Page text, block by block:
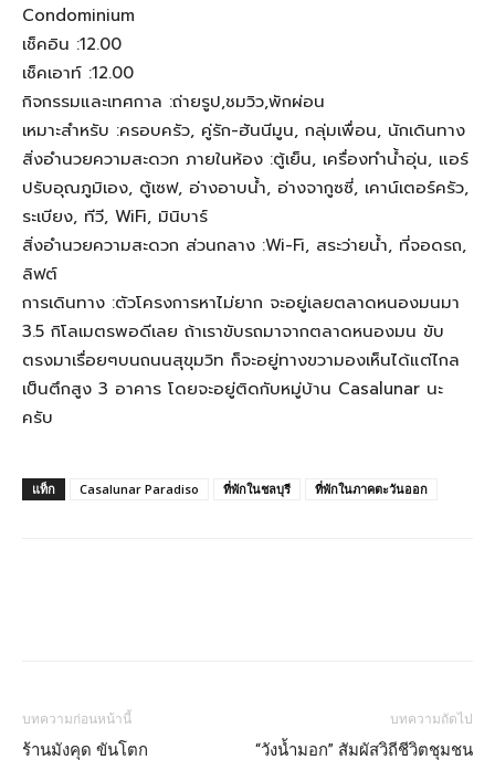
Condominium
เช็คอิน :12.00
เช็คเอาท์ :12.00
กิจกรรมและเทศกาล :ถ่ายรูป,ชมวิว,พักผ่อน
เหมาะสำหรับ :ครอบครัว, คู่รัก-ฮันนีมูน, กลุ่มเพื่อน, นักเดินทาง
สิ่งอำนวยความสะดวก ภายในห้อง :ตู้เย็น, เครื่องทำน้ำอุ่น, แอร์
ปรับอุณภูมิเอง, ตู้เซฟ, อ่างอาบน้ำ, อ่างจากูซซี่, เคาน์เตอร์ครัว,
ระเบียง, ทีวี, WiFi, มินิบาร์
สิ่งอำนวยความสะดวก ส่วนกลาง :Wi-Fi, สระว่ายน้ำ, ที่จอดรถ,
ลิฟต์
การเดินทาง :ตัวโครงการหาไม่ยาก จะอยู่เลยตลาดหนองมนมา
3.5 กิโลเมตรพอดีเลย ถ้าเราขับรถมาจากตลาดหนองมน ขับ
ตรงมาเรื่อยๆบนถนนสุขุมวิท ก็จะอยู่ทางขวามองเห็นได้แต่ไกล
เป็นตึกสูง 3 อาคาร โดยจะอยู่ติดกับหมู่บ้าน Casalunar นะ
ครับ
แท็ก Casalunar Paradiso ที่พักในชลบุรี ที่พักในภาคตะวันออก
บทความก่อนหน้านี้
ร้านมังคุด ขันโตก
บทความถัดไป
“วังน้ำมอก” สัมผัสวิถีชีวิตชุมชน